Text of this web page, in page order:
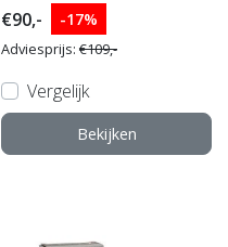
€90,-
-17%
Adviesprijs: €109,-
Vergelijk
Bekijken